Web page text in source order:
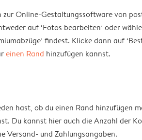
Online-Gestaltungssoftware von
auf ‘Fotos bearbeiten’ oder
findest. Klicke dann auf
einen Rand hinzufügen kannst.
hast, ob du einen Rand hinzufügen
Du kannst hier auch die Anzahl der
Versand- und Zahlungsangaben.